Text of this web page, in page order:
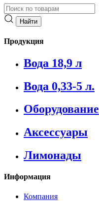
Продукция
Вода 18,9 л
Вода 0,33-5 л.
Оборудование
Аксессуары
Лимонады
Информация
Компания